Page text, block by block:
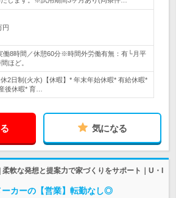
円
働8時間／休憩60分※時間外労働有無：有└月平
ほど。
休2日制(火水)【休暇】* 年末年始休暇* 有給休暇*
後休暇* 育…
気になる
軟な発想と提案力で家づくりをサポート｜U・I
カーの【営業】転勤なし◎